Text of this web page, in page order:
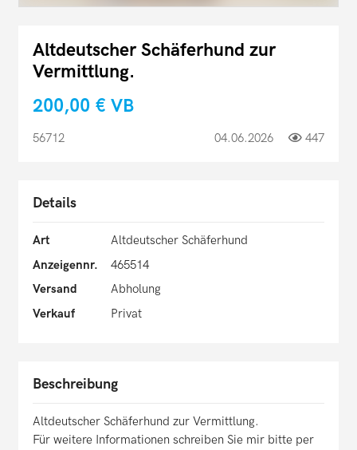
Altdeutscher Schäferhund zur
Vermittlung.
200,00 € VB
56712 04.06.2026 447
Details
Art
Altdeutscher Schäferhund
Anzeigennr.
465514
Versand
Abholung
Verkauf
Privat
Beschreibung
Altdeutscher Schäferhund zur Vermittlung.
Für weitere Informationen schreiben Sie mir bitte per